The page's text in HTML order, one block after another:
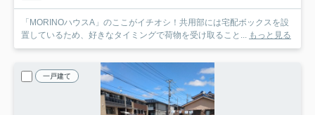
「MORINOハウスA」のここがイチオシ！共用部には宅配ボックスを設
置しているため、好きなタイミングで荷物を受け取ること... もっと見る
一戸建て